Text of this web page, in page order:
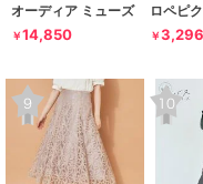
オーディア ミューズ
￥14,850
ロペピ
￥3,296